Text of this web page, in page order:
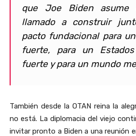
que Joe Biden
llamado a construir
pacto fundacional para
fuerte, para un
fuerte y para un mundo
También desde la OTAN reina la
no está. La diplomacia del viejo
invitar pronto a Biden a una reunión